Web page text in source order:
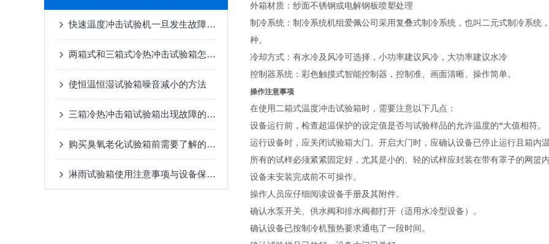
快速温度冲击试验机一旦发生故障应全面检查分析
两箱式和三箱式冷热冲击试验箱怎么选择
使恒温恒湿试验箱噪音减小的方法
三箱冷热冲击箱试验箱出现故障的解决方法
购买臭氧老化试验箱前需要了解的问题
淋雨试验箱使用注意事项与设备保养规范
外箱材质：纱面不锈钢或电解钢板喷塑处理
制冷系统：制冷系统机组爱佩公司采用复叠式制冷系统，也叫二元式制冷系统
种。
冷却方式：有水冷及风冷可选择，小功率建议风冷，大功率建议水冷
控制器系统：彩色触摸式智能控制器，控制准、画面清晰、操作简单。
操作注意事项
在使用二箱式温度冲击试验箱时，需要注意以下几点：
设备运行前，检查超温保护的设定值是否与试验样品的允许温度的*大值相符。
运行设备时，应关闭试验箱大门。开启大门时，应确认设备已停止运行且箱内
所有的试样必须紧紧固定好，尤其是小的、轻的试样应封装在带有罩子的网篮
设备未安装完成前不可操作。
操作人员应仔细阅读设备手册及其附件。
确认水泵开关、供水阀和排水阀都打开（适用水冷型设备）。
确认设备已按制冷机预热要求通电了一段时间。